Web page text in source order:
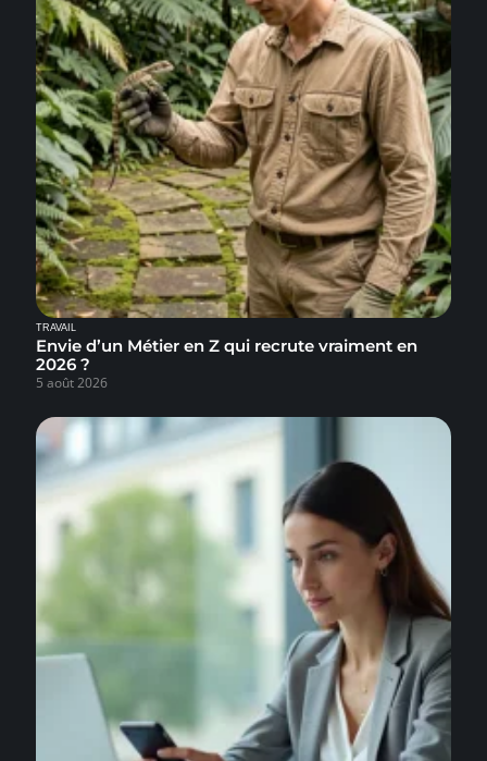
TRAVAIL
Envie d’un Métier en Z qui recrute vraiment en
2026 ?
5 août 2026